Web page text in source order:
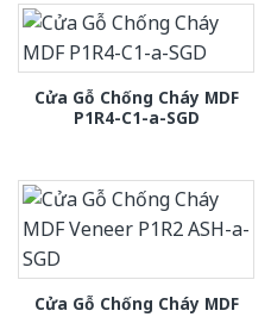
Cửa Gỗ Chống Cháy MDF
P1R4-C1-a-SGD
Cửa Gỗ Chống Cháy MDF